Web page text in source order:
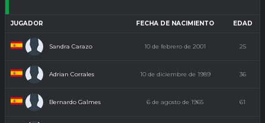
JUGADOR FECHA DE NACIMIENTO EDAD
Sandra Carazo 10 de febrero de 2001 25
Adrian Corrales 10 de diciembre de 1989 36
Bernardo Galmes 6 de agosto de 1965 61